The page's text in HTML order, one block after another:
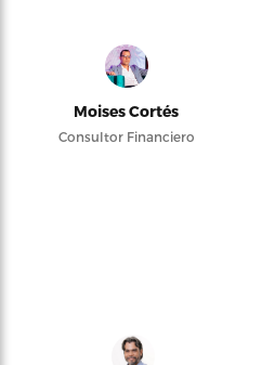
Moises Cortés
Consultor Financiero